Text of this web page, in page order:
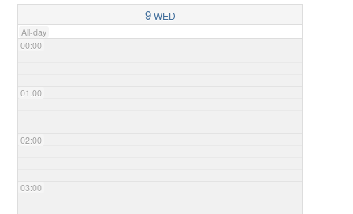
9WED
All-day
00:00
01:00
02:00
03:00